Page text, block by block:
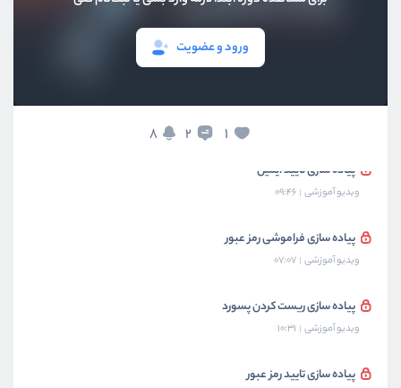
ورود و عضویت
1
2
8
اضافه کردن فیلد جدید برای عضویت
پیاده سازی ورود
پیاده سازی تایید ایمیل
ویدیو آموزشی 09:46
پیاده سازی فراموشی رمز عبور
ویدیو آموزشی 07:07
پیاده سازی ریست کردن پسورد
ویدیو آموزشی 10:31
پیاده سازی تایید رمز عبور